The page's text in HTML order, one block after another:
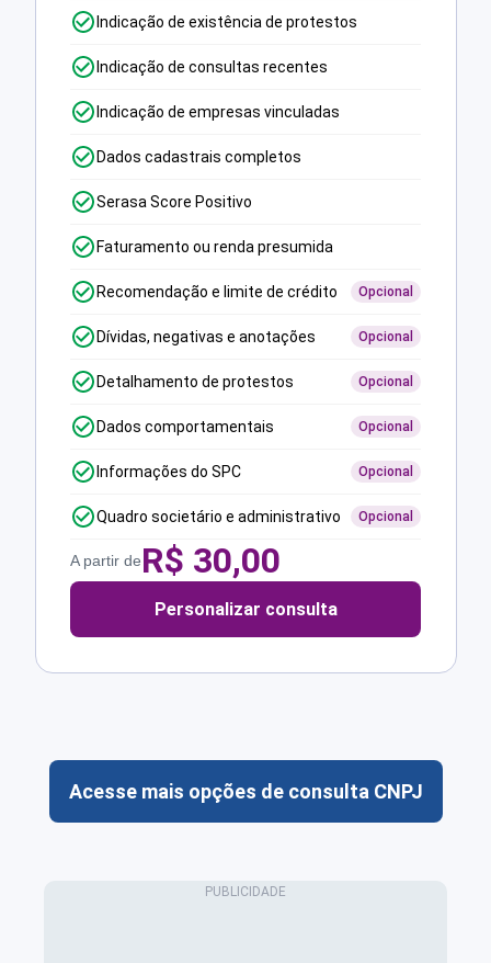
Indicação de existência de protestos
Indicação de consultas recentes
Indicação de empresas vinculadas
Dados cadastrais completos
Serasa Score Positivo
Faturamento ou renda presumida
Recomendação e limite de crédito Opcional
Dívidas, negativas e anotações Opcional
Detalhamento de protestos Opcional
Dados comportamentais Opcional
Informações do SPC Opcional
Quadro societário e administrativo Opcional
A partir deR$ 30,00
Personalizar consulta
Acesse mais opções de consulta CNPJ